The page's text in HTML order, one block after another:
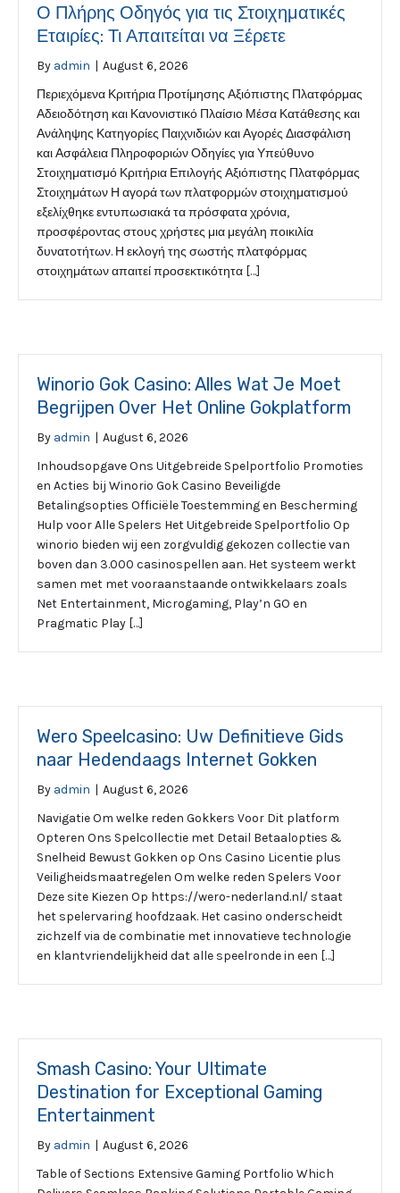
Ο Πλήρης Οδηγός για τις Στοιχηματικές
Εταιρίες: Τι Απαιτείται να Ξέρετε
By admin | August 6, 2026
Περιεχόμενα Κριτήρια Προτίμησης Αξιόπιστης Πλατφόρμας
Αδειοδότηση και Κανονιστικό Πλαίσιο Μέσα Κατάθεσης και
Ανάληψης Κατηγορίες Παιχνιδιών και Αγορές Διασφάλιση
και Ασφάλεια Πληροφοριών Οδηγίες για Υπεύθυνο
Στοιχηματισμό Κριτήρια Επιλογής Αξιόπιστης Πλατφόρμας
Στοιχημάτων Η αγορά των πλατφορμών στοιχηματισμού
εξελίχθηκε εντυπωσιακά τα πρόσφατα χρόνια,
προσφέροντας στους χρήστες μια μεγάλη ποικιλία
δυνατοτήτων. Η εκλογή της σωστής πλατφόρμας
στοιχημάτων απαιτεί προσεκτικότητα […]
Winorio Gok Casino: Alles Wat Je Moet
Begrijpen Over Het Online Gokplatform
By admin | August 6, 2026
Inhoudsopgave Ons Uitgebreide Spelportfolio Promoties
en Acties bij Winorio Gok Casino Beveiligde
Betalingsopties Officiële Toestemming en Bescherming
Hulp voor Alle Spelers Het Uitgebreide Spelportfolio Op
winorio bieden wij een zorgvuldig gekozen collectie van
boven dan 3.000 casinospellen aan. Het systeem werkt
samen met met vooraanstaande ontwikkelaars zoals
Net Entertainment, Microgaming, Play’n GO en
Pragmatic Play […]
Wero Speelcasino: Uw Definitieve Gids
naar Hedendaags Internet Gokken
By admin | August 6, 2026
Navigatie Om welke reden Gokkers Voor Dit platform
Opteren Ons Spelcollectie met Detail Betaalopties &
Snelheid Bewust Gokken op Ons Casino Licentie plus
Veiligheidsmaatregelen Om welke reden Spelers Voor
Deze site Kiezen Op https://wero-nederland.nl/ staat
het spelervaring hoofdzaak. Het casino onderscheidt
zichzelf via de combinatie met innovatieve technologie
en klantvriendelijkheid dat alle speelronde in een […]
Smash Casino: Your Ultimate
Destination for Exceptional Gaming
Entertainment
By admin | August 6, 2026
Table of Sections Extensive Gaming Portfolio Which